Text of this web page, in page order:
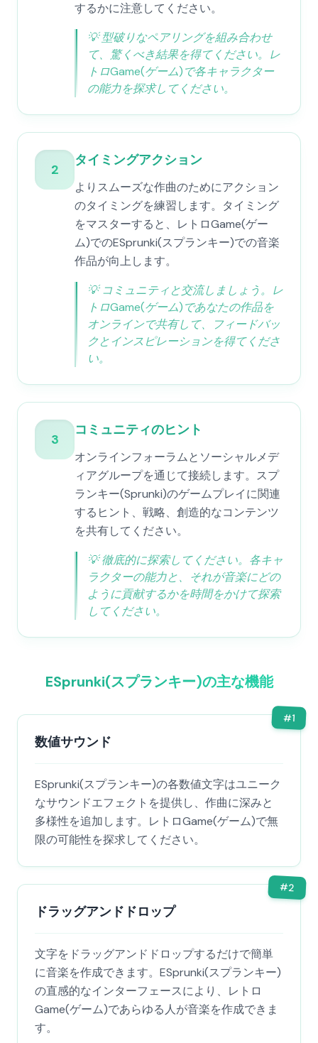
するかに注意してください。
💡型破りなペアリングを組み合わせ
て、驚くべき結果を得てください。レ
トロGame(ゲーム)で各キャラクター
の能力を探求してください。
2
タイミングアクション
よりスムーズな作曲のためにアクション
のタイミングを練習します。タイミング
をマスターすると、レトロGame(ゲー
ム)でのESprunki(スプランキー)での音楽
作品が向上します。
💡コミュニティと交流しましょう。レ
トロGame(ゲーム)であなたの作品を
オンラインで共有して、フィードバッ
クとインスピレーションを得てくださ
い。
3
コミュニティのヒント
オンラインフォーラムとソーシャルメデ
ィアグループを通じて接続します。スプ
ランキー(Sprunki)のゲームプレイに関連
するヒント、戦略、創造的なコンテンツ
を共有してください。
💡徹底的に探索してください。各キャ
ラクターの能力と、それが音楽にどの
ように貢献するかを時間をかけて探索
してください。
ESprunki(スプランキー)の主な機能
#1
数値サウンド
ESprunki(スプランキー)の各数値文字はユニーク
なサウンドエフェクトを提供し、作曲に深みと
多様性を追加します。レトロGame(ゲーム)で無
限の可能性を探求してください。
#2
ドラッグアンドドロップ
文字をドラッグアンドドロップするだけで簡単
に音楽を作成できます。ESprunki(スプランキー)
の直感的なインターフェースにより、レトロ
Game(ゲーム)であらゆる人が音楽を作成できま
す。